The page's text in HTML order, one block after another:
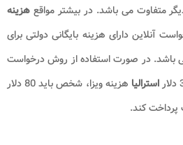
متفاوت می باشد. در بیشتر مواقع هزینه
آنلاین دارای هزینه بایگانی دولتی برای
باشد. در صورت استفاده از روش درخواست
استرالیا هزینه ویزا، شخص باید 80 دلار
کند.